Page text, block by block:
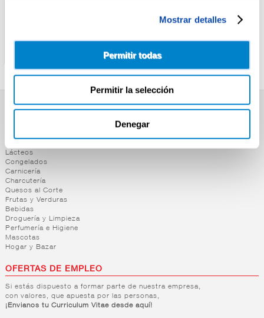
Mostrar detalles
Permitir todas
Permitir la selección
Denegar
CERV.CRUZCAMPO
CERV.CRUZCAMPO
Lácteos
Congelados
Carnicería
Charcutería
Quesos al Corte
Frutas y Verduras
Bebidas
Droguería y Limpieza
Perfumería e Higiene
Mascotas
Hogar y Bazar
OFERTAS DE EMPLEO
Si estás dispuesto a formar parte de nuestra empresa,
con valores, que apuesta por las personas,
¡Envianos tu Curriculum Vitae desde aquí!